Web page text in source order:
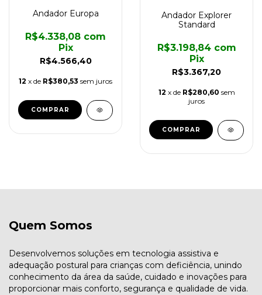
Andador Europa
R$4.566,40
R$4.338,08 com
Pix
12 x de R$380,53 sem juros
COMPRAR
Andador Explorer
Standard
R$3.367,20
R$3.198,84 com
Pix
12 x de R$280,60 sem
juros
COMPRAR
Quem Somos
Desenvolvemos soluções em tecnologia assistiva e
adequação postural para crianças com deficiência, unindo
conhecimento da área da saúde, cuidado e inovações para
proporcionar mais conforto, segurança e qualidade de vida.